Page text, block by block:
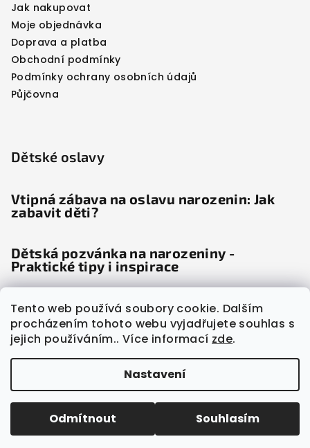
Tento web používá soubory cookie. Dalším
procházením tohoto webu vyjadřujete souhlas s
jejich používáním.. Více informací zde.
Nastavení
Odmítnout Souhlasím
Jak nakupovat
Moje objednávka
Doprava a platba
Obchodní podmínky
Podmínky ochrany osobních údajů
Půjčovna
Dětské oslavy
Vtipná zábava na oslavu narozenin: Jak
zabavit děti?
Dětská pozvánka na narozeniny -
Praktické tipy i inspirace
Dětské noviny: Věda odhalila, proč děti
"šílí" radostí
vyhrazena.
Vytvořil Shoptet